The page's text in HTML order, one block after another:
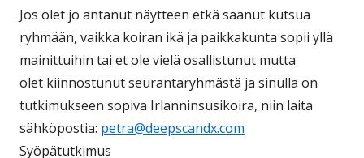
Jos olet jo antanut näytteen etkä saanut kutsua
ryhmään, vaikka koiran ikä ja paikkakunta sopii yllä
mainittuihin tai et ole vielä osallistunut mutta
olet kiinnostunut seurantaryhmästä ja sinulla on
tutkimukseen sopiva Irlanninsusikoira, niin laita
sähköpostia: petra@deepscandx.com
Syöpätutkimus